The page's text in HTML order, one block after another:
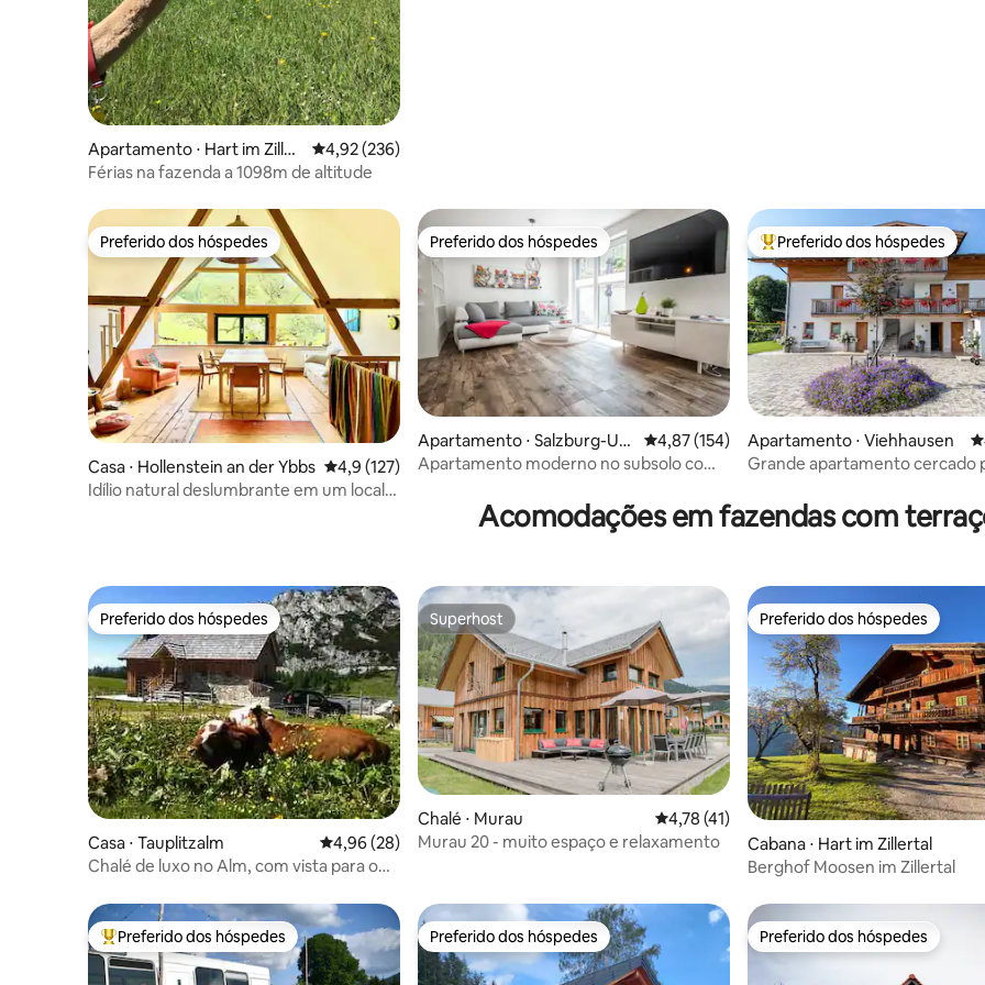
Apartamento ⋅ Hart im Ziller
tal
4,92 de uma avaliação média de 5, 236 avaliações
4,92 (236)
Férias na fazenda a 1098m de altitude
Preferido dos hóspedes
Preferido dos hóspedes
Casa ⋅ Hollenstein an der Ybbs 4,9 de uma avaliação média de 5, 127 avaliações
4,9 (127)
Idílio natural deslumbrante em um local
Preferido dos hóspedes
Preferido dos hóspedes
Apartamento ⋅ Salzburg-Um
gebung
4,87 de uma avaliação média de 5, 154
4,87 (154)
Apartamento moderno no subsolo com
Entre os melhores preferidos
Preferido dos hóspedes
Apartamento ⋅ Viehhausen
Grande apartamento cercado
Acomodações em fazendas com
Preferido dos hóspedes
Preferido dos hóspedes
Casa ⋅ Tauplitzalm 4,96 de uma avaliação média de 5, 28 avaliações
4,96 (28)
Chalé de luxo no Alm, com vista para o
Superhost
Superhost
Chalé ⋅ Murau 4,78 de uma avaliação média de 5, 41
4,78 (41)
Murau 20 - muito espaço e relaxamento
Preferido dos hóspedes
Preferido dos hóspedes
Cabana ⋅ Hart im Zillertal
Berghof Moosen im Zillertal
Entre os melhores preferidos dos hóspedes
Preferido dos hóspedes Preferido dos hóspedes
Preferido dos hóspedes Preferido dos hóspedes
Preferido dos hóspedes